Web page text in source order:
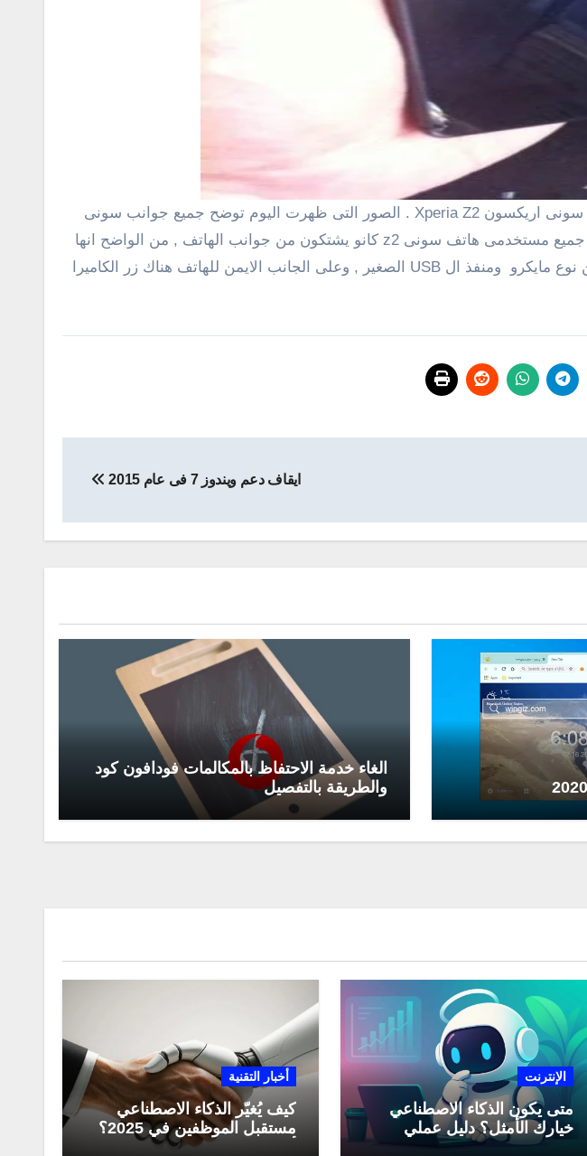
, مع العلم ان جميع مستخدمى هاتف سونى z2 كانو يشتكون من جوانب الهاتف , من الواضح انها
وعلى الجانب
الايمن للهاتف هناك زر الكاميرا
ايقاف دعم ويندوز 7 فى عام 2015
الغاء خدمة الاحتفاظ بالمكالمات فودافون كود
والطريقة بالتفصيل
الإنترنت
متى يكون الذكاء الاصطناعي
خيارك الأمثل؟ دليل عملي
لاستخدامه في العمل اليومي
أخبار التقنية
كيف يُغيّر الذكاء الاصطناعي
مستقبل الموظفين في 2025؟
أبرز التحولات المهنية